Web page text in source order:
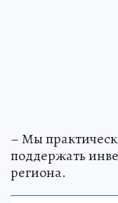
– Мы
поддержать
региона.